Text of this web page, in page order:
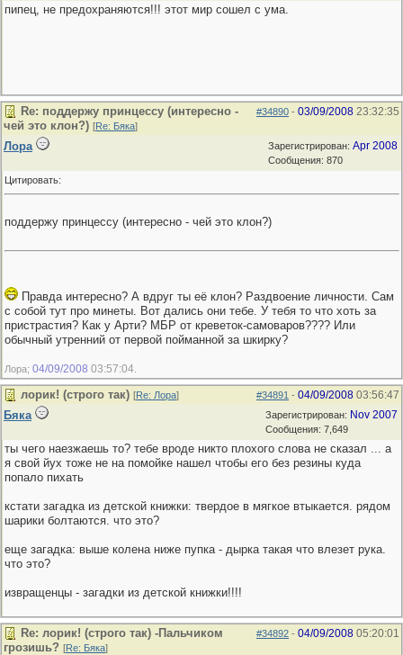
пипец, не предохраняются!!! этот мир сошел с ума.
#34890 - 03/09/2008 23:32:35
Re: поддержу принцессу (интересно -
чей это клон?) [Re: Бяка]
Зарегистрирован: Apr 2008
Сообщения: 870
Лора
Цитировать:
поддержу принцессу (интересно - чей это клон?)
Правда интересно? А вдруг ты её клон? Раздвоение личности. Сам
с собой тут про минеты. Вот дались они тебе. У тебя то что хоть за
пристрастия? Как у Арти? МБР от креветок-самоваров???? Или
обычный утренний от первой пойманной за шкирку?
Лора; 04/09/2008 03:57:04
#34891 - 04/09/2008 03:56:47
лорик! (строго так) [Re: Лора]
Зарегистрирован: Nov 2007
Сообщения: 7,649
Бяка
ты чего наезжаешь то? тебе вроде никто плохого слова не сказал ... а
я свой йух тоже не на помойке нашел чтобы его без резины куда
попало пихать
кстати загадка из детской книжки: твердое в мягкое втыкается. рядом
шарики болтаются. что это?
еще загадка: выше колена ниже пупка - дырка такая что влезет рука.
что это?
извращенцы - загадки из детской книжки!!!!
#34892 - 04/09/2008 05:20:01
Re: лорик! (строго так) -Пальчиком
грозишь? [Re: Бяка]